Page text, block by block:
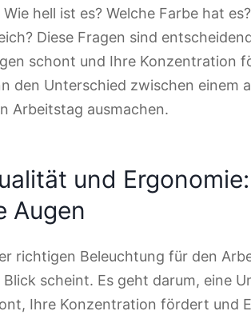
hell ist es? Welche Farbe hat
Diese Fragen sind
schont und Ihre Konzentration
den Unterschied zwischen einem
Arbeitstag ausmachen.
und
Augen
richtigen Beleuchtung für den
scheint. Es geht darum, eine
Ihre Konzentration fördert und